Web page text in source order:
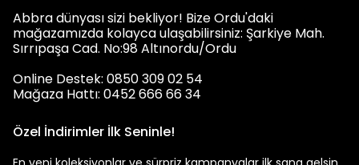
Abbra dünyası sizi bekliyor! Bize Ordu'daki
mağazamızda kolayca ulaşabilirsiniz: Şarkiye Mah.
Sırrıpaşa Cad. No:98 Altınordu/Ordu
Online Destek: 0850 309 02 54
Mağaza Hattı: 0452 666 66 34
Özel İndirimler İlk Seninle!